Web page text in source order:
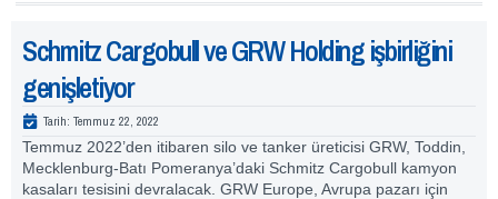
Schmitz Cargobull ve GRW Holding işbirliğini
genişletiyor
Tarih: Temmuz 22, 2022
Temmuz 2022’den itibaren silo ve tanker üreticisi GRW, Toddin,
Mecklenburg-Batı Pomeranya’daki Schmitz Cargobull kamyon
kasaları tesisini devralacak. GRW Europe, Avrupa pazarı için